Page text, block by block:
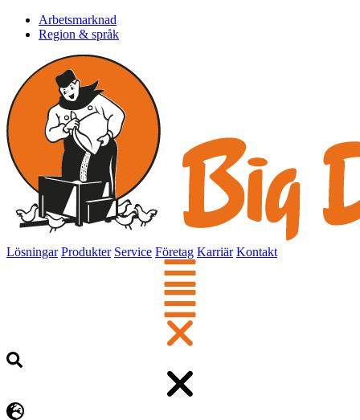
Arbetsmarknad
Region & språk
Lösningar Produkter Service Företag Karriär Kontakt